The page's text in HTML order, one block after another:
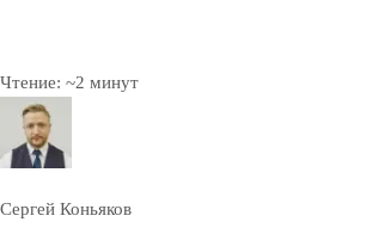
Чтение: ~2 минут
Сергей Коньяков